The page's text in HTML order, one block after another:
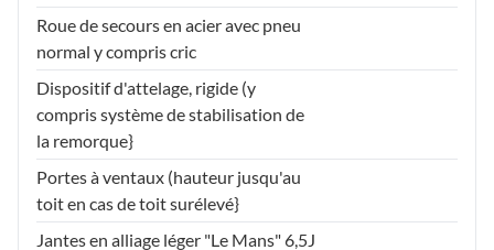
Roue de secours en acier avec pneu
normal y compris cric
Dispositif d'attelage, rigide (y
compris système de stabilisation de
la remorque}
Portes à ventaux (hauteur jusqu'au
toit en cas de toit surélevé}
Jantes en alliage léger "Le Mans" 6,5J